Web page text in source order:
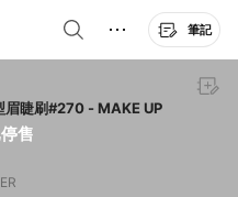
筆記
售
眉睫刷#270 - MAKE UP